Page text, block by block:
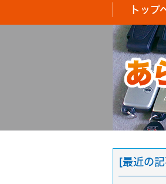
トップ
[最近の